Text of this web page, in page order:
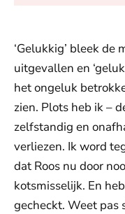
‘Gelukkig’ bleek de
uitgevallen en
het ongeluk
zien. Plots heb ik –
zelfstandig en
verliezen. Ik word
dat Roos nu door
kotsmisselijk. En
gecheckt. Weet pas